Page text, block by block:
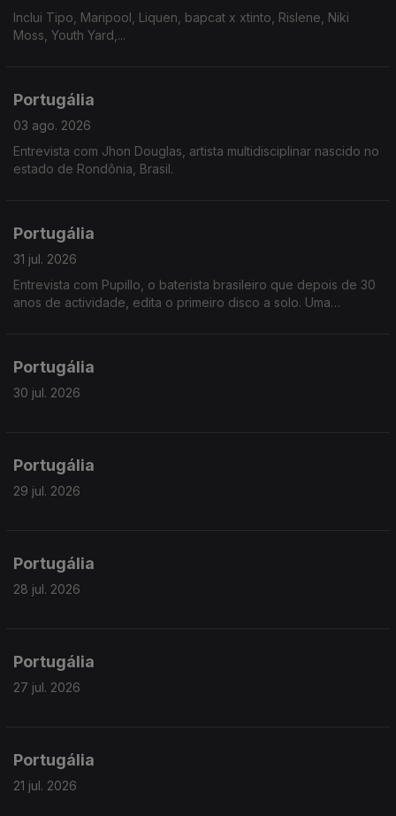
Inclui Tipo, Maripool, Liquen, bapcat x xtinto, Rislene, Niki
Moss, Youth Yard,...
Portugália
03 ago. 2026
Entrevista com Jhon Douglas, artista multidisciplinar nascido no
estado de Rondônia, Brasil.
Portugália
31 jul. 2026
Entrevista com Pupillo, o baterista brasileiro que depois de 30
anos de actividade, edita o primeiro disco a solo. Uma
Portugália
30 jul. 2026
Portugália
29 jul. 2026
Portugália
28 jul. 2026
Portugália
27 jul. 2026
Portugália
21 jul. 2026